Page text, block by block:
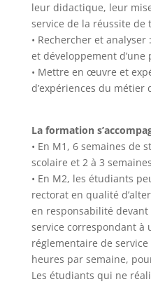
leur didactique, leur
service de la réussite de
• Rechercher et
et développement
• Mettre en œuvre et
d’expériences du métier
La formation
• En M1, 6 semaines de
scolaire et 2 à 3
• En M2, les étudiants
rectorat en qualité
en responsabilité devant
service correspondant à
réglementaire de service
heures par semaine,
Les étudiants qui ne